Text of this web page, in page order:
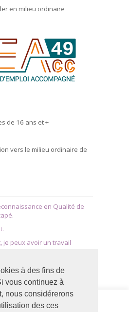
à des fins de
vous continuez à
nous considérerons
des ces
en milieu ordinaire
de 16 ans et +
vers le milieu ordinaire de
en Qualité de
je peux avoir un travail
social
Adapei